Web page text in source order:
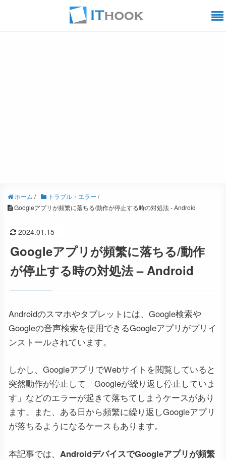
ホーム / トラブル・エラー /
Googleアプリが頻繁に落ちる/動作が停止する時の対処法 - Android
2024.01.15
Googleアプリが頻繁に落ちる/動作
が停止する時の対処法 – Android
Androidのスマホやタブレットには、Google検索や
Googleの音声検索を使用できるGoogleアプリがプリイ
ンストールされています。
しかし、GoogleアプリでWebサイトを閲覧していると
突然動作が停止して「Googleが繰り返し停止していま
す」などのエラーが起きて落ちてしまうケースがあり
ます。また、ある日から頻繁に繰り返しGoogleアプリ
が落ちるようになるケースもあります。
本記事では、 AndroidデバイスでGoogleアプリが頻繁